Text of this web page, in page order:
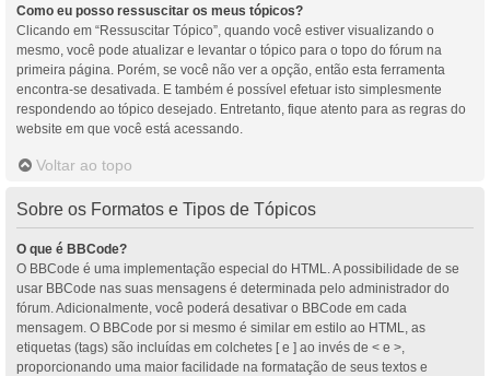
Como eu posso ressuscitar os meus tópicos?
Clicando em “Ressuscitar Tópico”, quando você estiver visualizando o
mesmo, você pode atualizar e levantar o tópico para o topo do fórum na
primeira página. Porém, se você não ver a opção, então esta ferramenta
encontra-se desativada. E também é possível efetuar isto simplesmente
respondendo ao tópico desejado. Entretanto, fique atento para as regras do
website em que você está acessando.
Voltar ao topo
Sobre os Formatos e Tipos de Tópicos
O que é BBCode?
O BBCode é uma implementação especial do HTML. A possibilidade de se
usar BBCode nas suas mensagens é determinada pelo administrador do
fórum. Adicionalmente, você poderá desativar o BBCode em cada
mensagem. O BBCode por si mesmo é similar em estilo ao HTML, as
etiquetas (tags) são incluídas em colchetes [ e ] ao invés de < e >,
proporcionando uma maior facilidade na formatação de seus textos e